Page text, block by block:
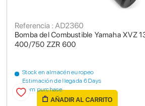
Bomba del Combustible Yamaha XVZ
400/750 ZZR 600
Referencia : AD2360
Stock en almacén europeo
Estimación de llegada 6 Days
from purchase
AÑADIR AL CARRITO